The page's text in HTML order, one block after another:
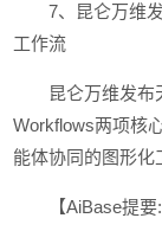
7、昆仑万维
工作流
昆仑万维发布
Workflows两项核
能体协同的图形化
【AiBase提要: